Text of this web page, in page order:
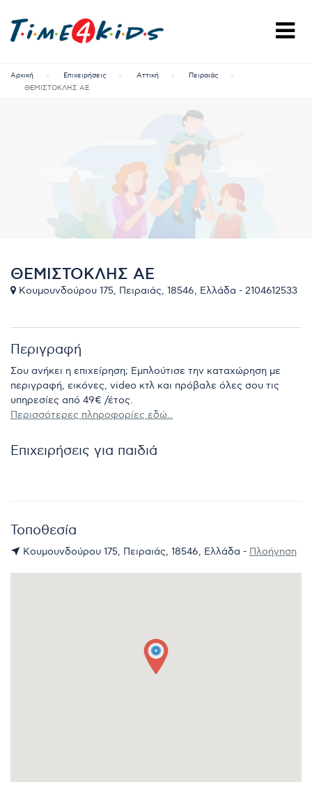
Αρχική Επιχειρήσεις Αττική
Πειραιάς
ΘΕΜΙΣΤΟΚΛΗΣ ΑΕ
ΘΕΜΙΣΤΟΚΛΗΣ ΑΕ
Κουμουνδούρου 175, Πειραιάς, 18546, Ελλάδα - 2104612533
Περιγραφή
Σου ανήκει η επιχείρηση; Εμπλούτισε την καταχώρηση με
περιγραφή, εικόνες, video κτλ και πρόβαλε όλες σου τις
υπηρεσίες από 49€ /έτος.
Περισσότερες πληροφορίες εδώ..
Επιχειρήσεις για παιδιά
Τοποθεσία
Κουμουνδούρου 175, Πειραιάς, 18546, Ελλάδα - Πλοήγηση